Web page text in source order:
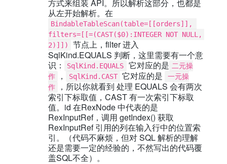
方式来组装 API。所以解析这部分，也都是
从左开始解析。在
BindableTableScan(table=[[orders]],
filters=[[=(CAST($0):INTEGER NOT NULL,
2)]])
节点上，filter 进入
SqlKind.EQUALS 判断，这里需要有一个意
识：
SqlKind.EQUALS 它对应的是 二元操
作
， SqlKind.CAST 它对应的是
一元操
作
，所以你就看到 处理 EQUALS 会有两次
索引下标取值，CAST 有一次索引下标取
值。id 在RexNode 中代表的是
RexInputRef，调用 getIndex() 获取
RexInputRef 引用的列在输入行中的位置索
引。（代码不麻烦，但对 SQL 解析的理解
还是需要一定的经验的，不然写出的代码覆
盖SQL不全）。